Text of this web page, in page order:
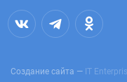
Создание сайта — IT